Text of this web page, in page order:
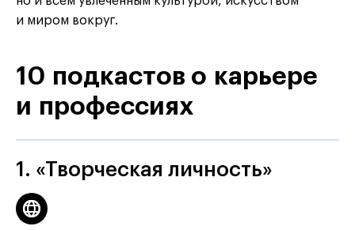
и миром вокруг.
10 подкастов о карьере
и профессиях
1. «Творческая личность»